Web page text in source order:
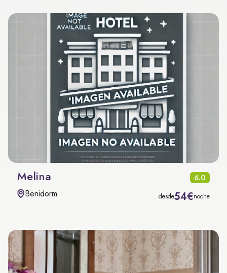
Melina 6.0
Benidorm desde54€noche